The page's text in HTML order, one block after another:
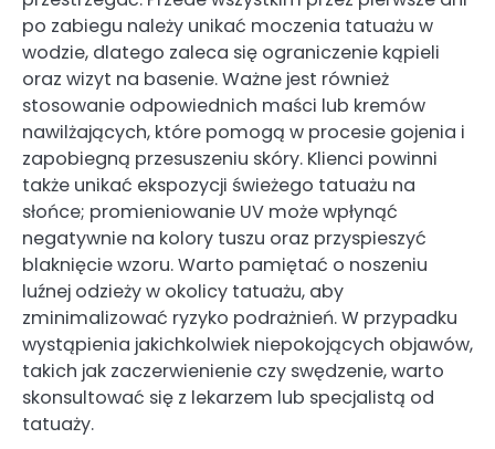
po zabiegu należy unikać moczenia tatuażu w
wodzie, dlatego zaleca się ograniczenie kąpieli
oraz wizyt na basenie. Ważne jest również
stosowanie odpowiednich maści lub kremów
nawilżających, które pomogą w procesie gojenia i
zapobiegną przesuszeniu skóry. Klienci powinni
także unikać ekspozycji świeżego tatuażu na
słońce; promieniowanie UV może wpłynąć
negatywnie na kolory tuszu oraz przyspieszyć
blaknięcie wzoru. Warto pamiętać o noszeniu
luźnej odzieży w okolicy tatuażu, aby
zminimalizować ryzyko podrażnień. W przypadku
wystąpienia jakichkolwiek niepokojących objawów,
takich jak zaczerwienienie czy swędzenie, warto
skonsultować się z lekarzem lub specjalistą od
tatuaży.